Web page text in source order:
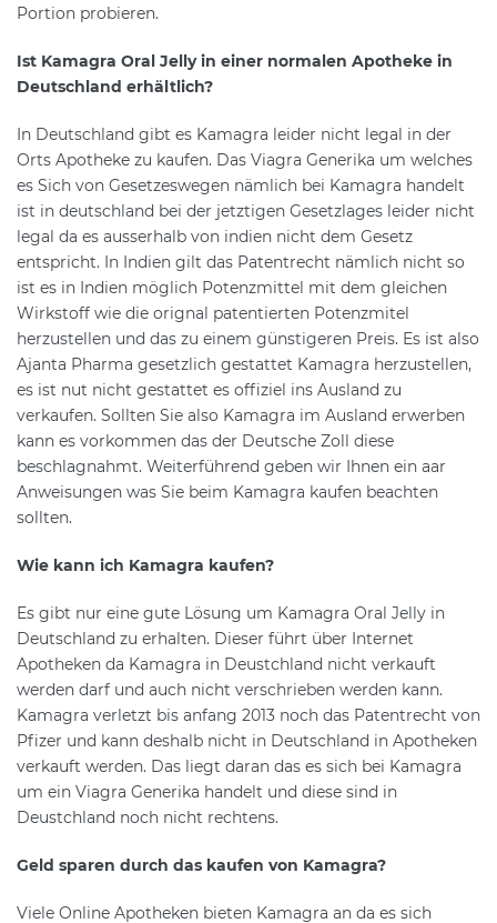
Portion probieren.
Ist Kamagra Oral Jelly in einer normalen Apotheke in
Deutschland erhältlich?
In Deutschland gibt es Kamagra leider nicht legal in der
Orts Apotheke zu kaufen. Das Viagra Generika um welches
es Sich von Gesetzeswegen nämlich bei Kamagra handelt
ist in deutschland bei der jetztigen Gesetzlages leider nicht
legal da es ausserhalb von indien nicht dem Gesetz
entspricht. In Indien gilt das Patentrecht nämlich nicht so
ist es in Indien möglich Potenzmittel mit dem gleichen
Wirkstoff wie die orignal patentierten Potenzmitel
herzustellen und das zu einem günstigeren Preis. Es ist also
Ajanta Pharma gesetzlich gestattet Kamagra herzustellen,
es ist nut nicht gestattet es offiziel ins Ausland zu
verkaufen. Sollten Sie also Kamagra im Ausland erwerben
kann es vorkommen das der Deutsche Zoll diese
beschlagnahmt. Weiterführend geben wir Ihnen ein aar
Anweisungen was Sie beim Kamagra kaufen beachten
sollten.
Wie kann ich Kamagra kaufen?
Es gibt nur eine gute Lösung um Kamagra Oral Jelly in
Deutschland zu erhalten. Dieser führt über Internet
Apotheken da Kamagra in Deustchland nicht verkauft
werden darf und auch nicht verschrieben werden kann.
Kamagra verletzt bis anfang 2013 noch das Patentrecht von
Pfizer und kann deshalb nicht in Deutschland in Apotheken
verkauft werden. Das liegt daran das es sich bei Kamagra
um ein Viagra Generika handelt und diese sind in
Deustchland noch nicht rechtens.
Geld sparen durch das kaufen von Kamagra?
Viele Online Apotheken bieten Kamagra an da es sich